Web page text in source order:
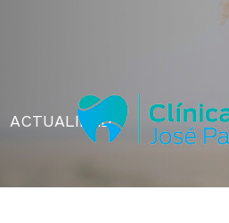
ACTUALIDAD